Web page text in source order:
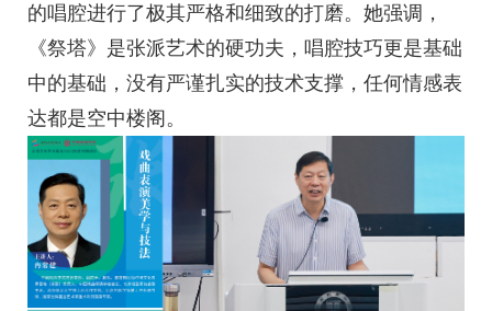
的唱腔进行了极其严格和细致的打磨。她强调，
《祭塔》是张派艺术的硬功夫，唱腔技巧更是基础
中的基础，没有严谨扎实的技术支撑，任何情感表
达都是空中楼阁。